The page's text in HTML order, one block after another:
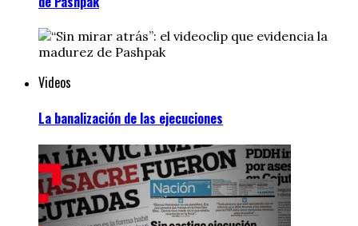
Videos
La banalización de las ejecuciones